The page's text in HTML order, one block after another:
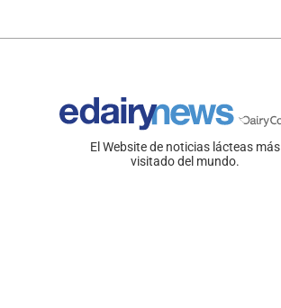
El Website de noticias lácteas más
visitado del mundo.